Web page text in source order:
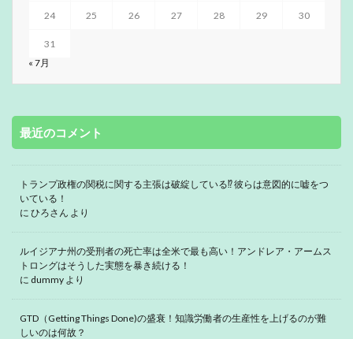
24 25 26 27 28 29 30
31
« 7月
最近のコメント
トランプ政権の関税に関する主張は破綻している⁉ 彼らは意図的に嘘をつ
いている！
に ひろさん より
ルイジアナ州の受刑者の死亡率は全米で最も高い！アンドレア・アームス
トロングはそうした実態を暴き続ける！
に dummy より
GTD（Getting Things Done)の盛衰！知識労働者の生産性を上げるのが難
しいのは何故？